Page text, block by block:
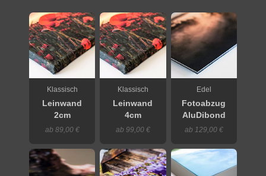
Klassisch
Leinwand
2cm
ab 89,00 €
Klassisch
Leinwand
4cm
ab 99,00 €
Edel
Fotoabzug
AluDibond
ab 129,00 €